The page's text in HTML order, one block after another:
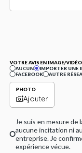
VOTRE AVIS EN IMAGE/VIDÉO
AUCUN
IMPORTER UNE
FACEBOOK
AUTRE
PHOTO
Ajouter
Je suis en mesure
aucune incitation ni
entreprise. Je
expérience vécue.